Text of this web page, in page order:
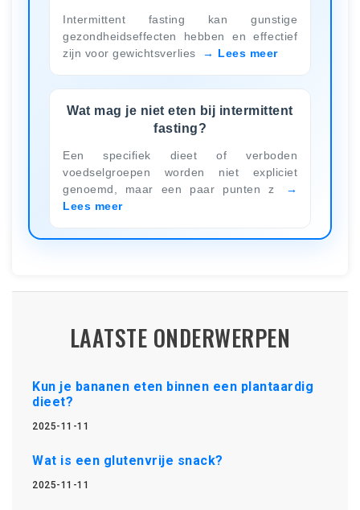
Intermittent fasting kan gunstige
gezondheidseffecten hebben en effectief
zijn voor gewichtsverlies
Lees meer
Wat mag je niet eten bij intermittent
fasting?
Een specifiek dieet of verboden
voedselgroepen worden niet expliciet
genoemd, maar een paar punten z
Lees meer
LAATSTE ONDERWERPEN
Kun je bananen eten binnen een plantaardig
dieet?
2025-11-11
Wat is een glutenvrije snack?
2025-11-11